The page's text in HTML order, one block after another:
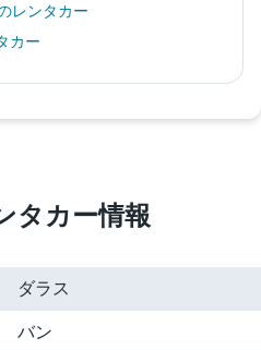
レンタカー
カー
タカー情報
ダラス
バン